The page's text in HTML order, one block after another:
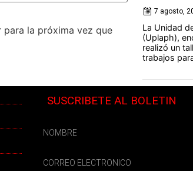
la próxima vez que
7 agosto,
La Unidad
(Uplaph),
realizó un
trabajos
SUSCRIBETE AL BOLETIN